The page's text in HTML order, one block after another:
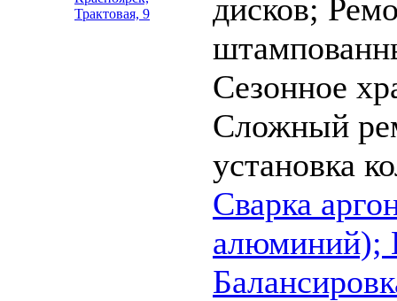
Трактовая, 9
дисков;
Сезонное
Сложный
установка
Cварка
алюминий);